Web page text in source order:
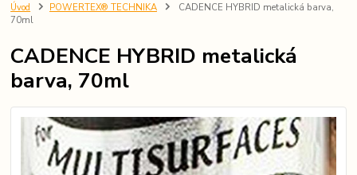
Úvod POWERTEX® TECHNIKA
CADENCE HYBRID metalická barva,
70ml
CADENCE HYBRID metalická
barva, 70ml